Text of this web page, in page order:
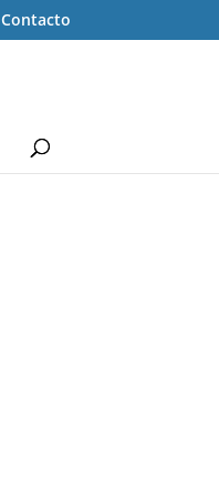
Contacto